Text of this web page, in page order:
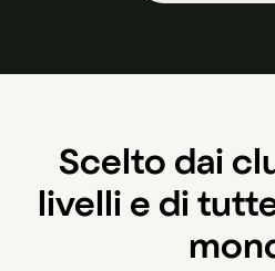
Scelto dai
livelli e di